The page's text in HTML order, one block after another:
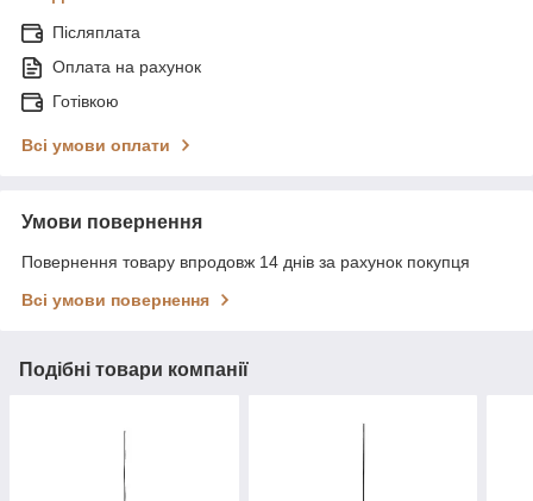
Післяплата
Оплата на рахунок
Готівкою
Всі умови оплати
Умови повернення
Повернення товару впродовж 14 днів за рахунок покупця
Всі умови повернення
Подібні товари компанії